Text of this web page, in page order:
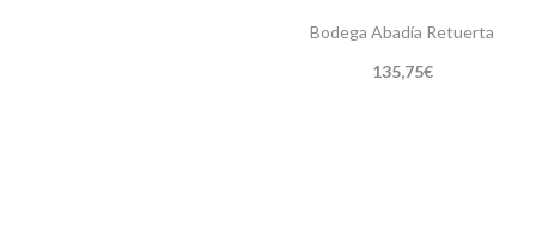
Bodega Abadía Retuerta
135,75€